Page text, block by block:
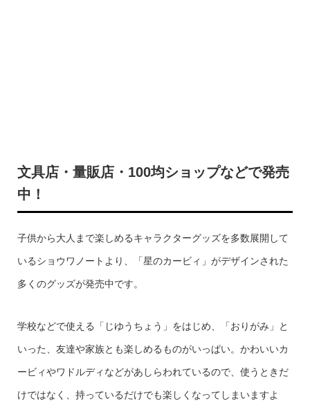
文具店・量販店・100均ショップなどで発売
中！
子供から大人まで楽しめるキャラクターグッズを多数展開して
いるショウワノートより、「星のカービィ」がデザインされた
多くのグッズが発売中です。
学校などで使える「じゆうちょう」をはじめ、「おりがみ」と
いった、友達や家族とも楽しめるものがいっぱい。かわいいカ
ービィやワドルディなどがあしらわれているので、使うときだ
けではなく、持っているだけでも楽しくなってしまいますよ